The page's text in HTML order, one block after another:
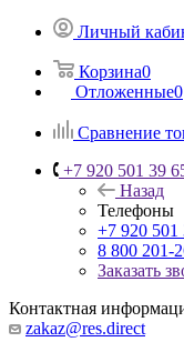
Личный
Корзина0
Отложенные0
Сравнение
+7 920 501 39
Назад
Телефоны
+7 920 501
8 800 201-
Заказать
Контактная
zakaz@res.direct